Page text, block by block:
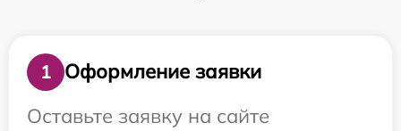
1
Оформление заявки
Оставьте заявку на сайте